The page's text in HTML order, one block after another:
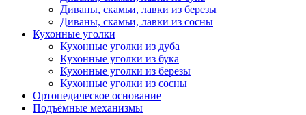
Диваны, скамьи, лавки из березы
Диваны, скамьи, лавки из сосны
Кухонные уголки
Кухонные уголки из дуба
Кухонные уголки из бука
Кухонные уголки из березы
Кухонные уголки из сосны
Ортопедическое основание
Подъёмные механизмы